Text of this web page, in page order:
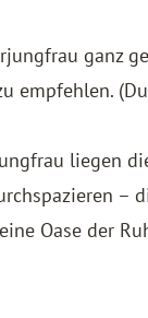
ganz
empfehlen.
liegen
–
Oase der